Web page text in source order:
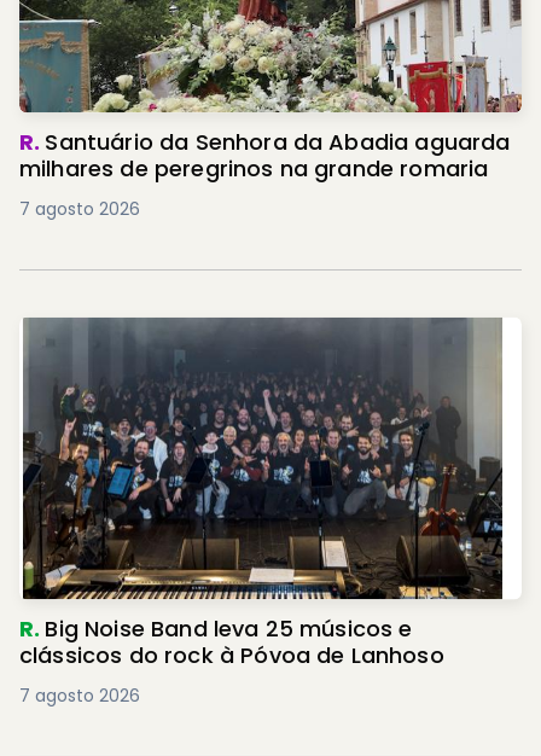
R. Santuário da Senhora da Abadia aguarda
milhares de peregrinos na grande romaria
7 agosto 2026
R. Big Noise Band leva 25 músicos e
clássicos do rock à Póvoa de Lanhoso
7 agosto 2026